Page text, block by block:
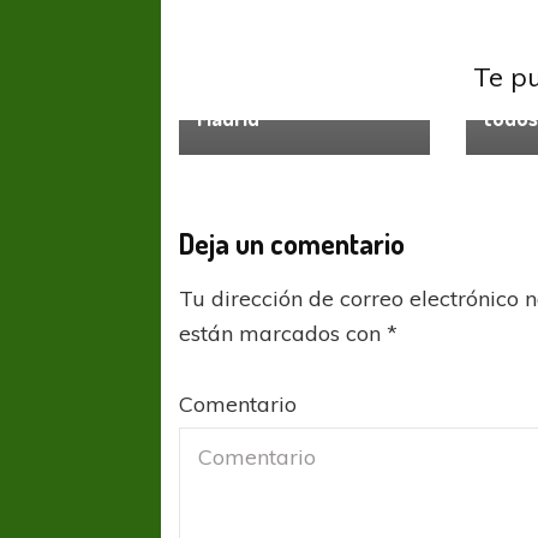
Te
Madrid
Deja un comentario
Tu dirección de correo electrónico
están marcados con*
Comentario